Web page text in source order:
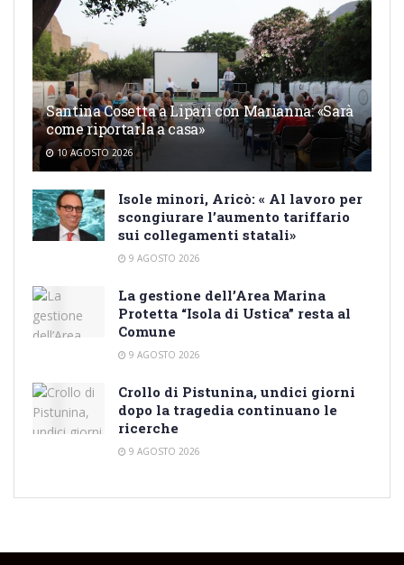
Santina Cosetta a Lipari con Marianna: «Sarà
come riportarla a casa»
10 AGOSTO 2026
Isole minori, Aricò: « Al lavoro per
scongiurare l’aumento tariffario
sui collegamenti statali»
9 AGOSTO 2026
La gestione dell’Area Marina
Protetta “Isola di Ustica” resta al
Comune
9 AGOSTO 2026
Crollo di Pistunina, undici giorni
dopo la tragedia continuano le
ricerche
9 AGOSTO 2026